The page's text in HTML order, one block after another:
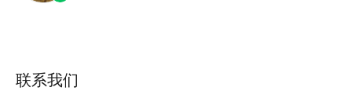
联系我们